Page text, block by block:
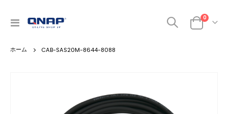
ナ
呼
カート
0商品
CAB-SAS20M-8644-8088